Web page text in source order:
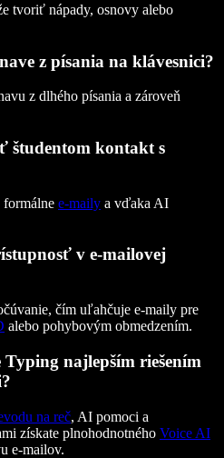
tvoriť nápady, osnovy alebo
z písania na klávesnici?
z dlhého písania a zároveň
študentom kontakt s
e-maily a vďaka AI
v e-mailovej
čím uľahčuje e-maily pre
alebo pohybovým obmedzením.
Typing najlepším riešením
na reč, AI pomoci a
získate plnohodnotného Voice AI
e-mailov.